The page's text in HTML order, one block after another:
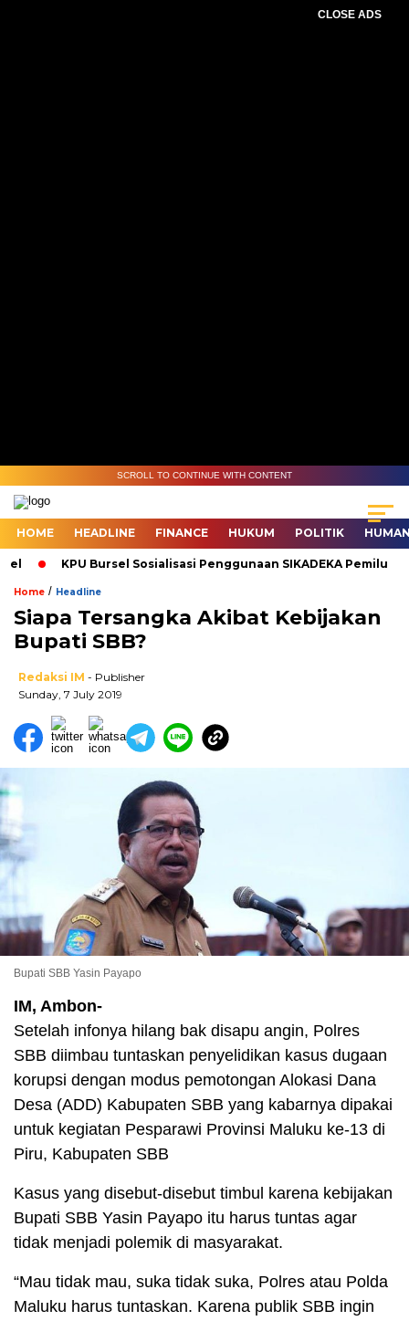
CLOSE ADS
SCROLL TO CONTINUE WITH CONTENT
HOME HEADLINE FINANCE HUKUM POLITIK
KPU Bursel Sosialisasi Penggunaan SIKADEKA Pemilu
Home / Headline
Siapa Tersangka Akibat Kebijakan
Bupati SBB?
Redaksi IM - Publisher
Sunday, 7 July 2019
Bupati SBB Yasin Payapo
IM, Ambon-
Setelah infonya hilang bak disapu angin, Polres
SBB diimbau tuntaskan penyelidikan kasus dugaan
korupsi dengan modus pemotongan Alokasi Dana
Desa (ADD) Kabupaten SBB yang kabarnya dipakai
untuk kegiatan Pesparawi Provinsi Maluku ke-13 di
Piru, Kabupaten SBB
Kasus yang disebut-disebut timbul karena kebijakan
Bupati SBB Yasin Payapo itu harus tuntas agar
tidak menjadi polemik di masyarakat.
“Mau tidak mau, suka tidak suka, Polres atau Polda
Maluku harus tuntaskan. Karena publik SBB ingin